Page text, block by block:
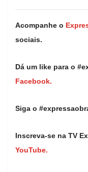
Acompanhe o
sociais.
Dá um like para o
Facebook.
Siga o
Inscreva-se na TV
YouTube.